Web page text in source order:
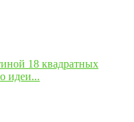
18 квадратных
идеи...